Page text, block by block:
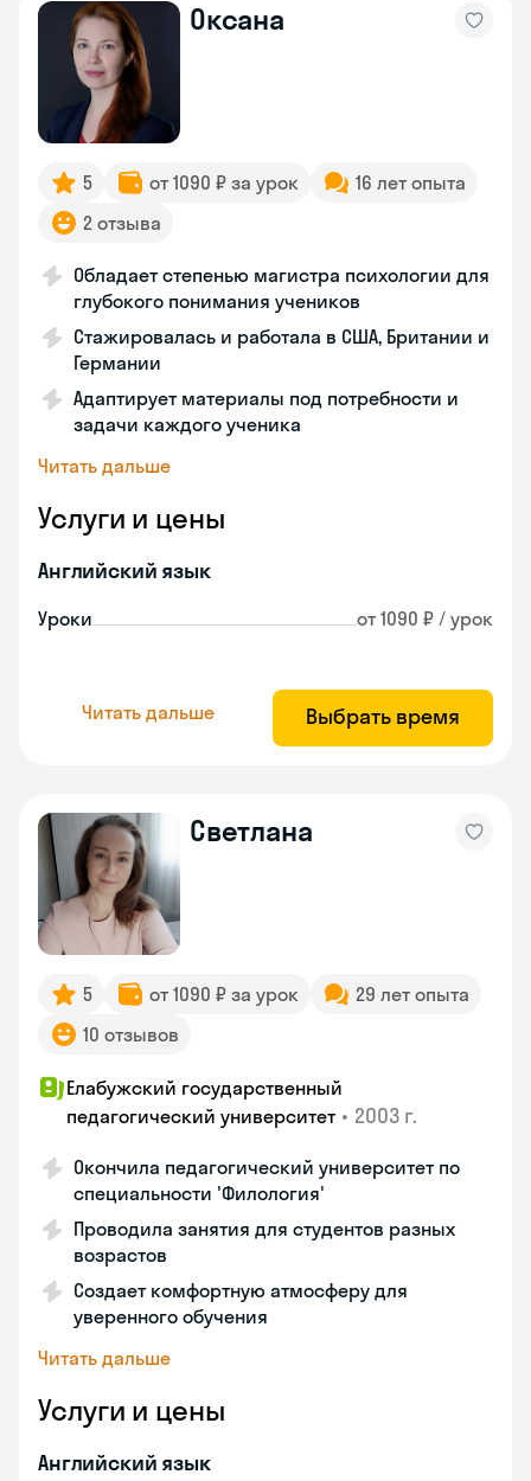
Оксана
5 от 1090 ₽ за урок
16 лет опыта
2 отзыва
Обладает степенью магистра психологии для
глубокого понимания учеников
Стажировалась и работала в США, Британии и
Германии
Адаптирует материалы под потребности и
задачи каждого ученика
Читать дальше
Услуги и цены
Английский язык
Уроки от 1090 ₽ / урок
Читать дальше Выбрать время
Светлана
5 от 1090 ₽ за урок
29 лет опыта
10 отзывов
Елабужский государственный
педагогический университет • 2003 г.
Окончила педагогический университет по
специальности 'Филология'
Проводила занятия для студентов разных
возрастов
Создает комфортную атмосферу для
уверенного обучения
Читать дальше
Услуги и цены
Английский язык